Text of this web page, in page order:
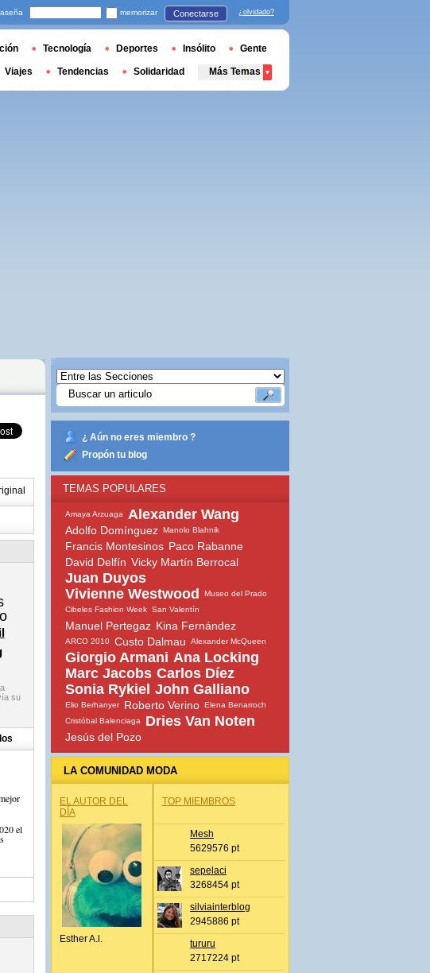
el
¿ Aún no eres miembro ?
Propón tu blog
TEMAS POPULARES
Amaya Arzuaga Alexander Wang
Adolfo Domínguez Manolo Blahnik
Francis Montesinos Paco Rabanne
David Delfín Vicky Martín Berrocal
Juan Duyos
Vivienne Westwood
Museo del Prado
Cibeles Fashion Week San Valentín
Manuel Pertegaz Kina Fernández
ARCO 2010 Custo Dalmau Alexander McQueen
Giorgio Armani Ana Locking
Marc Jacobs Carlos Díez
Sonia Rykiel John Galliano
Elio Berhanyer Roberto Verino Elena Benarroch
Cristóbal Balenciaga
Dries Van Noten
Jesús del Pozo
LA COMUNIDAD MODA
EL AUTOR DEL
DÍA
Esther A.l.
TOP MIEMBROS
Mesh
5629576 pt
sepelaci
3268454 pt
silviainterblog
2945886 pt
tururu
2717224 pt
memorizar Conectarse ¿olvidado?
Tecnología Deportes Insólito Gente
Viajes Tendencias Solidaridad Más Temas